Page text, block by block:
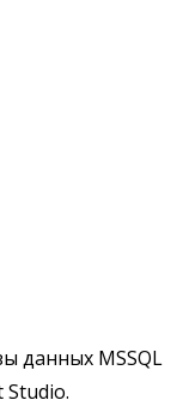
данных MSSQL
Studio.